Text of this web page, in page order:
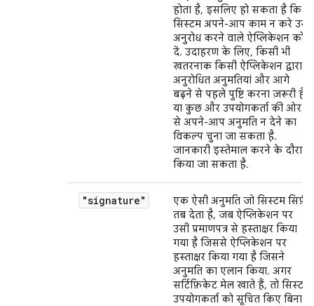
होता है, इसलिए हो सकता है कि
सिस्टम अपने-आप काम न करे उसे
अनुरोध करने वाले ऐप्लिकेशन को
दें. उदाहरण के लिए, किसी भी
खतरनाक किसी ऐप्लिकेशन द्वारा
अनुरोधित अनुमतियां और आगे
बढ़ने से पहले पुष्टि करना ज़रूरी है
या कुछ और उपयोगकर्ता की ओर
से अपने-आप अनुमति न देने का
विकल्प चुना जा सकता है.
जानकारी इस्तेमाल करने के दौरान
किया जा सकता है.
"signature"
एक ऐसी अनुमति जो सिस्टम सिर्फ़
तब देता है, जब ऐप्लिकेशन पर
उसी प्रमाणपत्र से हस्ताक्षर किया
गया है जिससे ऐप्लिकेशन पर
हस्ताक्षर किया गया है जिसने
अनुमति का एलान किया. अगर
सर्टिफ़िकेट मेल खाते हैं, तो सिस्टम
उपयोगकर्ता को सूचित किए बिना